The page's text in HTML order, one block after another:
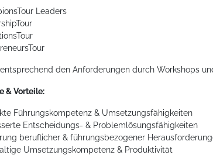
Leaders
den Anforderungen durch Workshops
& Vorteile:
Führungskompetenz & Umsetzungsfähigkeiten
Entscheidungs- & Problemlösungsfähigkeiten
beruflicher & führungsbezogener
Umsetzungskompetenz & Produktivität